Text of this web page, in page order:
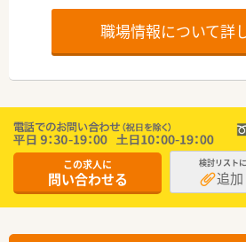
職場情報について詳
この求人に
問い合わせる
検討リストに
追加